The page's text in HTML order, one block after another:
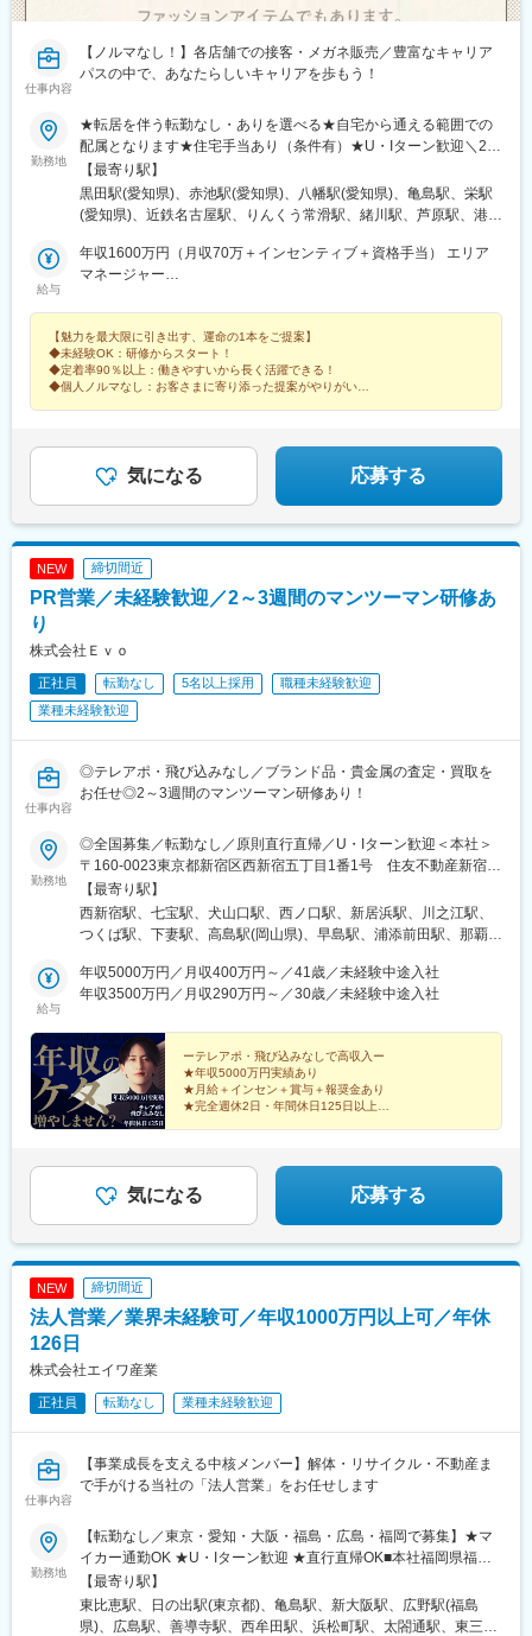
仕事内容
【ノルマなし！】各店舗での接客・メガネ販売／豊富なキャリア
パスの中で、あなたらしいキャリアを歩もう！
勤務地
★転居を伴う転勤なし・ありを選べる★自宅から通える範囲での
配属となります★住宅手当あり（条件有）★U・Iターン歓迎＼26
年下期オープン！／イオンモール伊達店（福島県）西武飯能ぺぺ
店（埼玉県） ＼積極募集中店舗／新宿東口店、有楽町マルイ店、
渋谷ロフト店 他東京都内37店舗名古屋ゲートウォーク店、イオ
んばCITY店 他大阪府内15店舗＼エリアマネージャーが語る各エ
リアの魅力／★20代の若いスタッフが中心で、年齢が近いため和
流が盛んです！ （関東エリア）＜募集店舗一覧＞■東北秋田、福
島■関東東京、神奈川、千葉、埼玉、茨城、栃木■中部静岡、愛
知、岐阜、三重■北陸石川、富山、新潟■関西大阪、兵庫■中国・
四国岡山、島根■九州福岡、宮崎、長崎、佐賀、熊本、大分、鹿児
【最寄り駅】
黒田駅(愛知県)、赤池駅(愛知県)、八幡駅(愛知県)、亀島駅、栄駅
(愛知県)、近鉄名古屋駅、りんくう常滑駅、緒川駅、芦原駅、港区
中駅、上前津駅、ひたち野うしく駅、水戸駅、東海駅、岡山駅、
球場前駅(岡山県)、新加納駅、美濃青柳駅、土岐市駅、モレラ岐阜
馬総社駅、佐賀駅、虹ノ松原駅、浦和駅、さいたま新都心駅、大
宮駅(埼玉県)、浦和美園駅、南浦和駅、藤の牛島駅、小手指駅、所
沢駅、志木駅、ふかや花園駅、西川口駅、越谷レイクタウン駅、
北戸田駅、戸田公園駅、新三郷駅、朝霞駅、武蔵藤沢駅、鶴瀬
鹿児島中央駅前駅、羽後本荘駅、亀田駅、伊勢原駅、新綱島駅、
横浜駅、たまプラーザ駅、ゆめが丘駅、京急鶴見駅、鴨居駅、海
老名駅(相鉄・小田急)、大船駅、平塚駅、汐入駅、みなとみらい
駅、自動車学校前駅、野町駅、野々市駅(ＩＲいしかわ鉄道線)、宇
野気駅、森本駅、良川駅、小松駅、千葉ニュータウン中央駅、南
酒々井駅、新津田沼駅、成田駅、京成千葉駅、稲毛海岸駅、幕張
駅、新浦安駅、地区センター駅、ちはら台駅、木更津駅、宇野辺
駅、忍ケ丘駅、大日駅、河内天美駅、大阪難波駅、近鉄日本橋
駅、大阪梅田駅(阪急線)、大阪駅、近鉄八尾駅、和泉中央駅、滝尾
駅、大分駅、長崎駅(長崎県)、大塔駅、大村駅(長崎県)、出雲市
駅、明治神宮前駅、渋谷駅、飯田橋駅、有楽町駅、京成上野駅、
大森海岸駅、銀座一丁目駅、市場前駅、玉川上水駅、武蔵小山
砂町駅、東京テレポート駅、新橋駅、新宿三丁目駅、新宿駅(東京
メトロ)、秋葉原駅、大手町駅(東京都)、秋津駅、高幡不動駅、豊
田駅、吉祥寺駅、後楽園駅、池袋駅、錦糸町駅、立川北駅、北千
住駅、佐野市駅、氏家駅、宇都宮大学陽東キャンパス駅、江曽島
駅、石動駅、西鉄久留米駅、大保駅、天拝山駅、東中間駅、唐人
町駅、西鉄福岡駅、竹下駅、福間駅、折尾駅、スペースワールド
駅、大牟田駅、大橋駅(福岡県)、博多駅、戸畑駅、小倉駅(福岡
県)、郡山駅(福島県)、伊達駅、別府駅(兵庫県)、西神中央駅、神戸
三宮駅(阪神)、甲子園駅、仁川駅、学園都市駅、ハーバーランド
古島駅、おもろまち駅、木曽川駅、栄生駅、栄町駅(愛知県)、名古
屋駅、東海通駅、西高蔵駅、大須観音駅、岡山駅前駅、京都駅、
水道町駅、熊本駅前駅、東飯能駅、南四日市駅、鹿児島中央駅、
綱島駅、新高島駅、下飯田駅、馬車道駅、海老名駅(相模線)、横須
賀駅、茅ケ崎駅、溝の口駅、川崎駅、石上駅、新静岡駅、新浜松
(地下鉄)、高槻市駅、日本橋駅(大阪府)、梅田駅(地下鉄)、西梅田
駅、長崎駅前駅、虎ノ門駅、原宿駅、神泉駅、牛込神楽坂駅、銀
座駅、上野駅、大森駅(東京都)、桜街道駅、西小山駅、赤羽岩淵
駅、九品仏駅、高松駅(東京都)、台場駅、汐留駅、新宿御苑前駅、
新宿西口駅、岩本町駅、東京駅、新秋津駅、程久保駅、春日駅(東
京都)、住吉駅(東京都)、立川駅、陽東３丁目駅、朝倉街道駅、通
谷駅、天神駅、祇園駅(福岡県)、平和通駅、三宮・花時計前駅、久
寿川駅、神戸駅(兵庫県)、赤嶺駅、名鉄名古屋駅、矢場町駅、西川
追分駅(三重県)、都通駅、高島町駅、高津駅(神奈川県)、日吉町
駅、第一通り駅、京成津田沼駅、栄町駅(千葉県)、東海神駅、井野
駅(千葉県)、大阪梅田駅(阪神線)、五島町駅、神谷町駅、表参道
駅、上野御徒町駅、奥沢駅、泉体育館駅、東京国際クルーズター
ミナル駅、内幸町駅、西武新宿駅、淡路町駅、二重橋前駅、水道
橋駅、立川南駅、天神南駅、旦過駅、三宮駅(神戸新交通)、西元町
駅
給与
年収1600万円（月収70万＋インセンティブ＋資格手当） エリア
マネージャー
社歴5年
【魅力を最大限に引き出す、運命の1本をご提案】
◆未経験OK：研修からスタート！
◆定着率90％以上：働きやすいから長く活躍できる！
◆個人ノルマなし：お客さまに寄り添った提案がやりがいに
気になる 応募する
NEW 締切間近
PR営業／未経験歓迎／2～3週間のマンツーマン研修あ
り
株式会社Ｅｖｏ
正社員 転勤なし 5名以上採用
職種未経験歓迎
業種未経験歓迎
仕事内容
◎テレアポ・飛び込みなし／ブランド品・貴金属の査定・買取を
お任せ◎2～3週間のマンツーマン研修あり！
勤務地
◎全国募集／転勤なし／原則直行直帰／U・Iターン歓迎＜本社＞
〒160-0023東京都新宿区西新宿五丁目1番1号 住友不動産新宿フ
ァーストタワー3階※転居を伴う転勤はありません。■その他勤務
地・都内23区、関東のプロジェクト先やご希望の全国
【最寄り駅】
西新宿駅、七宝駅、犬山口駅、西ノ口駅、新居浜駅、川之江駅、
つくば駅、下妻駅、高島駅(岡山県)、早島駅、浦添前田駅、那覇空
くりこま高原駅、長町一丁目駅、宇治駅(奈良線)、久津川駅、山城
青谷駅、天ケ瀬駅、有佐駅、吉井駅(群馬県)、前橋大島駅、広駅、
西町駅、具同駅、浜崎駅、朝霞台駅、東岩槻駅、大野原駅、亀山
駅(三重県)、三瀬谷駅、南鳥海駅、鶴岡駅、赤湯駅、奈古駅、日野
駅(滋賀県)、堅田駅、近江長岡駅、十文字駅、扇田駅、三ツ境駅、
鴨宮駅、三沢駅(青森県)、板柳駅、磐田駅、美川駅、野々市駅(Ｉ
Ｒいしかわ鉄道線)、九重駅、滑河駅、大網駅、北信太駅、寝屋川
作駅、和泉多摩川駅、井荻駅、阿波山川駅、石井駅(徳島県)、南小
松島駅、ゆいの杜東駅、高久駅、五位堂駅、富雄駅、西加積駅、
東野尻駅、ハーモニーホール駅、遠賀川駅、行橋駅、糸島高校前
駅、大山駅(東京都)、モレラ岐阜駅、千歳駅(北海道)、卸町駅(宮城
県)、伏屋駅、吉塚駅、伊予三島駅、友部駅、花崎駅、偕楽園駅、
守谷駅、ゆめみ野駅、北春日部駅、上星川駅、善行駅、三崎口
武動物公園駅、上板橋駅、本厚木駅、亀戸水神駅、東千葉駅、高
田駅(神奈川県)、向ケ丘遊園駅、北山田駅(神奈川県)、西武柳沢
駅、川和町駅、雀宮駅、岡本駅(栃木県)、木更津駅、北松戸駅、武
竹向原駅、鶴間駅、西大島駅、新浦安駅、本蓮沼駅、相模原駅、
十条駅(東京都)、みどり台駅、東宿郷駅、江曽島駅、笠間駅、下館
駅、瀬谷駅、北茅ケ崎駅、千葉ニュータウン中央駅、柏駅、西小
泉駅、公津の杜駅、八街駅、茂原駅、牛浜駅、藤沢駅、雑色駅、
西立川駅、北八王子駅、三鷹駅、曳舟駅、西葛西駅、逗子駅、宮
崎台駅、並木北駅、古淵駅、矢板駅、北真岡駅、伊勢原駅、淵野
辺駅、中野坂上駅、広電廿日市駅、安芸駅、土佐山田駅、大阪空
給与
年収5000万円／月収400万円～／41歳／未経験中途入社
年収3500万円／月収290万円～／30歳／未経験中途入社
ーテレアポ・飛び込みなしで高収入ー
★年収5000万円実績あり
★月給＋インセン＋賞与＋報奨金あり
★完全週休2日・年間休日125日以上
気になる 応募する
NEW 締切間近
法人営業／業界未経験可／年収1000万円以上可／年休
126日
株式会社エイワ産業
正社員 転勤なし 業種未経験歓迎
仕事内容
【事業成長を支える中核メンバー】解体・リサイクル・不動産ま
で手がける当社の「法人営業」をお任せします
勤務地
【転勤なし／東京・愛知・大阪・福島・広島・福岡で募集】★マ
イカー通勤OK ★U・Iターン歓迎 ★直行直帰OK■本社福岡県福岡
市博多区東那珂2-1-8■東京支店東京都港区芝1-12-7 芝一丁目ビル
4階■中部支店愛知県名古屋市中村区則武1-19-13 KSビル7階■関西
支店大阪府大阪市淀川区西宮原2-2-2 ゆめっせ新大阪4階6号■福島
【最寄り駅】
東比恵駅、日の出駅(東京都)、亀島駅、新大阪駅、広野駅(福島
県)、広島駅、善導寺駅、西牟田駅、浜松町駅、太閤通駅、東三国